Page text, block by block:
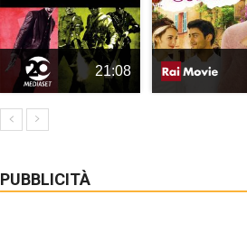
21:08
PUBBLICITÀ